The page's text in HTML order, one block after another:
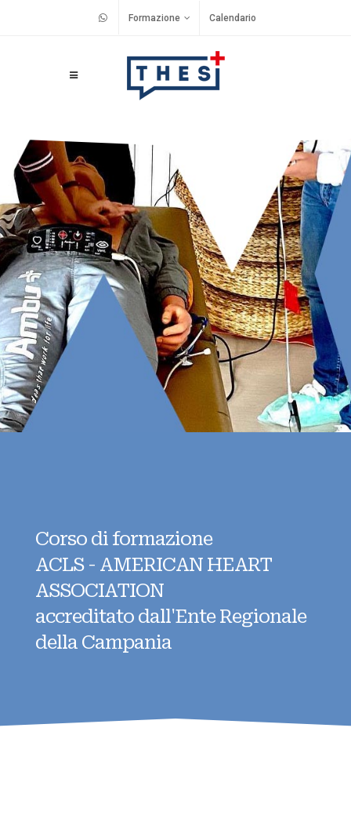
Formazione Calendario
Corso di formazione
ACLS - AMERICAN HEART
ASSOCIATION
accreditato dall'Ente Regionale
della Campania